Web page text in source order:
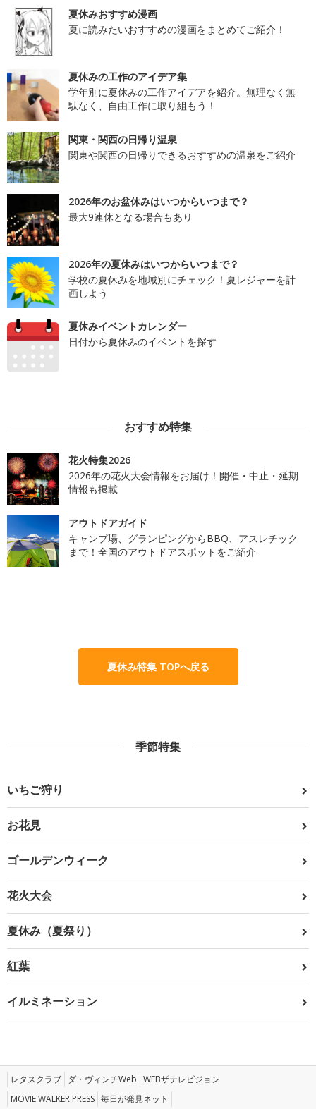
夏休みおすすめ漫画
夏に読みたいおすすめの漫画をまとめてご紹介！
夏休みの工作のアイデア集
学年別に夏休みの工作アイデアを紹介。無理なく無
駄なく、自由工作に取り組もう！
関東・関西の日帰り温泉
関東や関西の日帰りできるおすすめの温泉をご紹介
2026年のお盆休みはいつからいつまで？
最大9連休となる場合もあり
2026年の夏休みはいつからいつまで？
学校の夏休みを地域別にチェック！夏レジャーを計
画しよう
夏休みイベントカレンダー
日付から夏休みのイベントを探す
おすすめ特集
花火特集2026
2026年の花火大会情報をお届け！開催・中止・延期
情報も掲載
アウトドアガイド
キャンプ場、グランピングからBBQ、アスレチック
まで！全国のアウトドアスポットをご紹介
夏休み特集 TOPへ戻る
季節特集
いちご狩り
お花見
ゴールデンウィーク
花火大会
夏休み（夏祭り）
紅葉
イルミネーション
レタスクラブ ダ・ヴィンチWeb WEBザテレビジョン
MOVIE WALKER PRESS 毎日が発見ネット